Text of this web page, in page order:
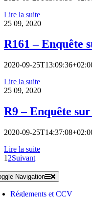
Lire la suite
25 09, 2020
R161 – Enquête
2020-09-
Lire la suite
25 09, 2020
R9 – Enquête
2020-09-
Lire la suite
1 2Suivant
Navigation
Réglements et CCV